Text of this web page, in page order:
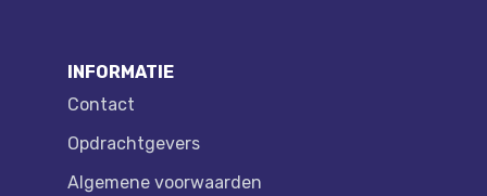
INFORMATIE
Contact
Opdrachtgevers
Algemene voorwaarden